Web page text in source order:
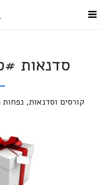
סדנאות
קורסים וסדנאות, נפחות